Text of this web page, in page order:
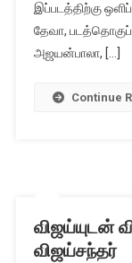
இப்படத்திற்கு
தேவா,
அஜயன்பாலா, […]
Continue
விஜய்யுடன்
விஜய்சந்தர்